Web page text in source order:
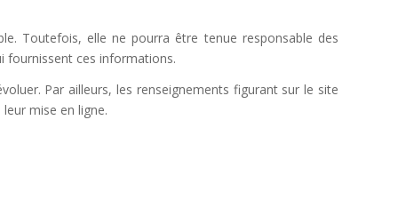
Toutefois, elle ne pourra être tenue responsable des
fournissent ces informations.
Par ailleurs, les renseignements figurant sur le site
mise en ligne.